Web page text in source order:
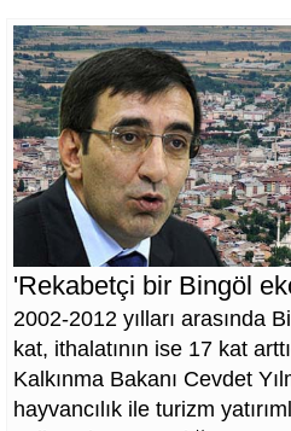
'Rekabetçi bir Bingöl
2002-2012 yılları arasında
kat, ithalatının ise 17 kat
Kalkınma Bakanı Cevdet
hayvancılık ile turizm